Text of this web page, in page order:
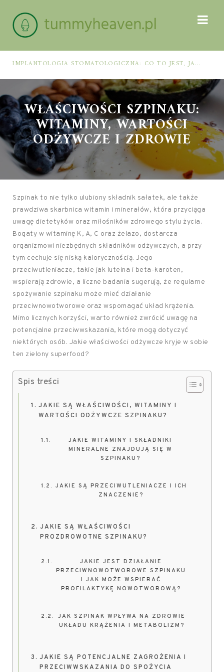
IMPLANTOLOGIA STOMATOLOGICZNA: CO TO JEST, JAK WYGLĄDA PROCES IMPLANTACJI I GOJENIA ORAZ DLA KOGO MA ZASTOSOWANIE
WŁAŚCIWOŚCI SZPINAKU:
WITAMINY, WARTOŚCI
ODŻYWCZE I ZDROWIE
Szpinak to nie tylko ulubiony składnik sałatek, ale także
prawdziwa skarbnica witamin i minerałów, która przyciąga
uwagę dietetyków oraz miłośników zdrowego stylu życia.
Bogaty w witaminę K, A, C oraz żelazo, dostarcza
organizmowi niezbędnych składników odżywczych, a przy
tym cechuje się niską kalorycznością. Jego
przeciwutleniacze, takie jak luteina i beta-karoten,
wspierają zdrowie, a liczne badania sugerują, że regularne
spożywanie szpinaku może mieć działanie
przeciwnowotworowe oraz wspomagać układ krążenia.
Mimo licznych korzyści, warto również zwrócić uwagę na
potencjalne przeciwwskazania, które mogą dotyczyć
niektórych osób. Jakie właściwości odżywcze kryje w sobie
ten zielony superfood?
Spis treści
JAKIE SĄ WŁAŚCIWOŚCI, WITAMINY I
WARTOŚCI ODŻYWCZE SZPINAKU?
JAKIE WITAMINY I SKŁADNIKI
MINERALNE ZNAJDUJĄ SIĘ W
SZPINAKU?
JAKIE SĄ PRZECIWUTLENIACZE I ICH
ZNACZENIE?
JAKIE SĄ WŁAŚCIWOŚCI
PROZDROWOTNE SZPINAKU?
JAKIE JEST DZIAŁANIE
PRZECIWNOWOTWOROWE SZPINAKU
I JAK MOŻE WSPIERAĆ
PROFILAKTYKĘ NOWOTWOROWĄ?
JAK SZPINAK WPŁYWA NA ZDROWIE
UKŁADU KRĄŻENIA I METABOLIZM?
JAKIE SĄ POTENCJALNE ZAGROŻENIA I
PRZECIWWSKAZANIA DO SPOŻYCIA